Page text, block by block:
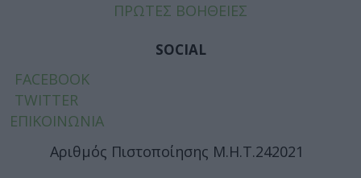
ΠΡΩΤΕΣ ΒΟΗΘΕΙΕΣ
SOCIAL
FACEBOOK
TWITTER
ΕΠΙΚΟΙΝΩΝΙΑ
Αριθμός Πιστοποίησης Μ.Η.Τ.242021